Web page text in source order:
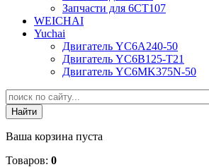
Запчасти для 6CT107
WEICHAI
Yuchai
Двигатель YC6A240-50
Двигатель YC6B125-T21
Двигатель YC6MK375N-50
Ваша корзина пуста
Товаров: 0